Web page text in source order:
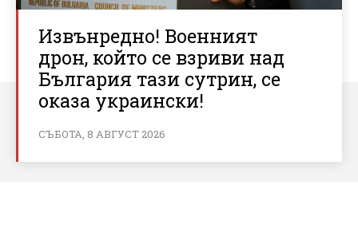
Извънредно! Военният
дрон, който се взриви над
България тази сутрин, се
оказа украински!
СЪБОТА, 8 АВГУСТ 2026